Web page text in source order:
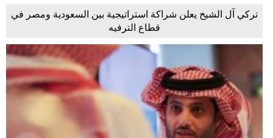
تركي آل الشيخ يعلن شراكة استراتيجية بين السعودية ومصر في
قطاع الترفيه